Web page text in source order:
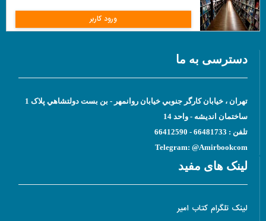
ورود کاربر
دسترسی به ما
تهران ، خيابان کارگر جنوبي خيابان روانمهر - بن بست دولتشاهي پلاک 1
ساختمان انديشه - واحد 14
تلفن : 66481733 - 66412590
Telegram: @Amirbookcom
لینک های مفید
لينک تلگرام کتاب امير